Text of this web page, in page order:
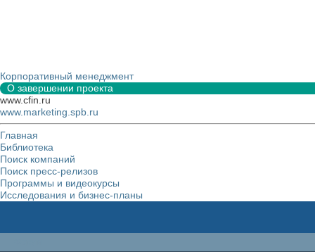
Корпоративный менеджмент
О завершении проекта
www.cfin.ru
www.marketing.spb.ru
Главная
Библиотека
Поиск компаний
Поиск пресс-релизов
Программы и видеокурсы
Исследования и бизнес-планы